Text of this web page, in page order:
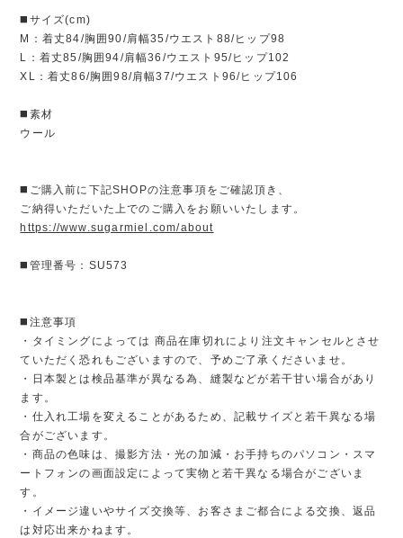
◼️サイズ(cm)
M：着丈84/胸囲90/肩幅35/ウエスト88/ヒップ98
L：着丈85/胸囲94/肩幅36/ウエスト95/ヒップ102
XL：着丈86/胸囲98/肩幅37/ウエスト96/ヒップ106
◼️素材
ウール
◼️ご購入前に下記SHOPの注意事項をご確認頂き、
ご納得いただいた上でのご購入をお願いいたします。
https://www.sugarmiel.com/about
◼️管理番号：SU573
◼️注意事項
・タイミングによっては 商品在庫切れにより注文キャンセルとさせ
ていただく恐れもございますので、予めご了承くださいませ。
・日本製とは検品基準が異なる為、縫製などが若干甘い場合があり
ます。
・仕入れ工場を変えることがあるため、記載サイズと若干異なる場
合がございます。
・商品の色味は、撮影方法・光の加減・お手持ちのパソコン・スマ
ートフォンの画面設定によって実物と若干異なる場合がございま
す。
・イメージ違いやサイズ交換等、お客さまご都合による交換、返品
は対応出来かねます。